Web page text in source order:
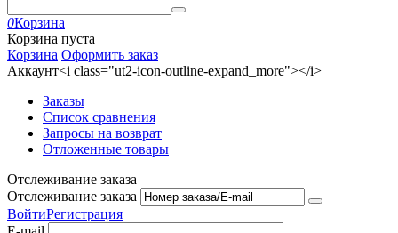
0Корзина
Корзина пуста
Корзина Оформить заказ
Аккаунт<i class="ut2-icon-outline-expand_more"></i>
Заказы
Список сравнения
Запросы на возврат
Отложенные товары
Отслеживание заказа
Отслеживание заказа
ВойтиРегистрация